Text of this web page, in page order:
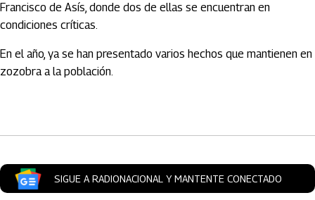
Francisco de Asís, donde dos de ellas se encuentran en
condiciones críticas.
En el año, ya se han presentado varios hechos que mantienen en
zozobra a la población.
SIGUE A RADIONACIONAL Y MANTENTE CONECTADO